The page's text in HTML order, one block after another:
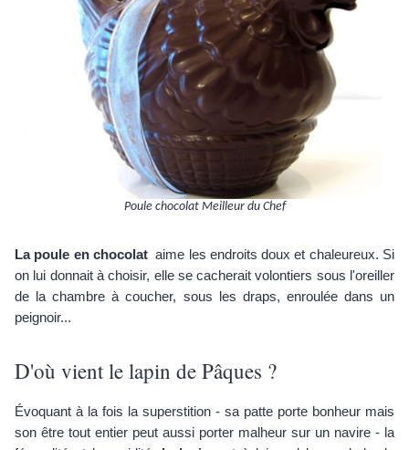
Poule chocolat Meilleur du Chef
La poule en chocolataime les endroits doux et chaleureux. Si
on lui donnait à choisir, elle se cacherait volontiers sous l'oreiller
de la chambre à coucher, sous les draps, enroulée dans un
peignoir...
D'où vient le lapin de Pâques ?
Évoquant à la fois la superstition - sa patte porte bonheur mais
son être tout entier peut aussi porter malheur sur un navire - la